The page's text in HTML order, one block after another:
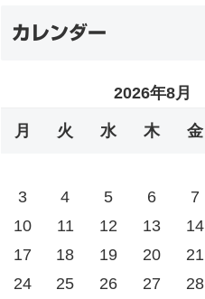
カレンダー
2026年8月
月 火 水 木 金
3
4 5 6 7
10
11 12 13 14
17
18 19 20 21
24
25 26 27 28